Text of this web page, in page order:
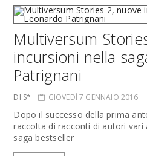
Multiversum
incursioni nella
Patrignani
DI S* GIOVEDÌ 7 GENNAIO 2016
Dopo il successo della prima
raccolta di racconti di autori vari
saga bestseller